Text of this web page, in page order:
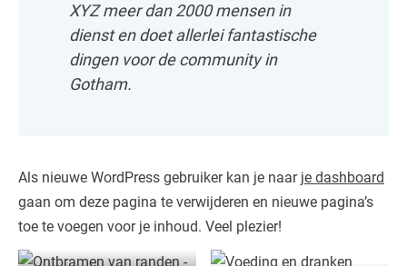
XYZ meer dan 2000 mensen in
dienst en doet allerlei fantastische
dingen voor de community in
Gotham.
Als nieuwe WordPress gebruiker kan je naar je dashboard
gaan om deze pagina te verwijderen en nieuwe pagina’s
toe te voegen voor je inhoud. Veel plezier!